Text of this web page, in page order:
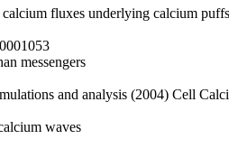
fluxes underlying calcium
messengers
and analysis (2004) Cell
waves